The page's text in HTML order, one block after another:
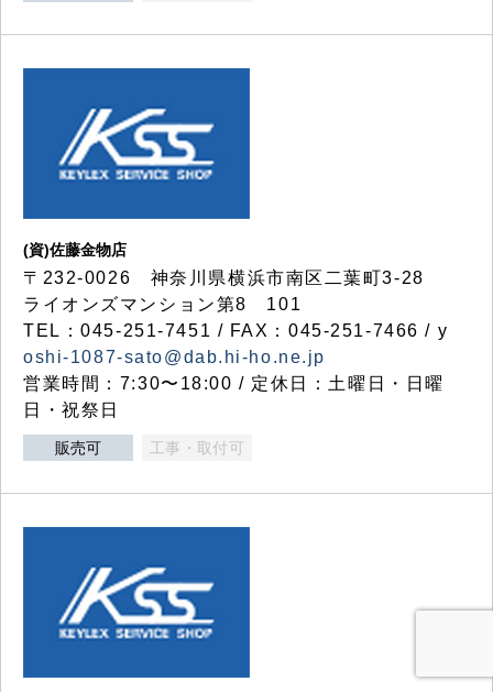
(資)佐藤金物店
〒232-0026 神奈川県横浜市南区二葉町3-28
ライオンズマンション第8 101
TEL：045-251-7451 / FAX：045-251-7466 / y
oshi-1087-sato@dab.hi-ho.ne.jp
営業時間：7:30〜18:00 / 定休日：土曜日・日曜
日・祝祭日
販売可 工事・取付可